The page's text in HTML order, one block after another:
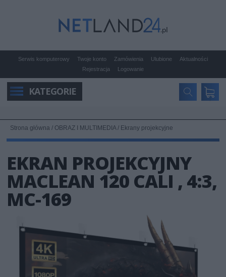
Serwis komputerowy Twoje konto Zamówienia Ulubione
Aktualności
Rejestracja
Logowanie
KATEGORIE
Strona główna / OBRAZ I MULTIMEDIA/ Ekrany projekcyjne
EKRAN PROJEKCYJNY
MACLEAN 120 CALI , 4:3,
MC-169